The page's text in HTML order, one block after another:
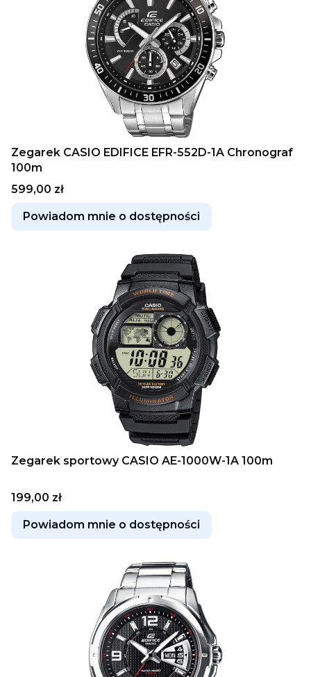
Zegarek CASIO EDIFICE EFR-552D-1A Chronograf
100m
Cena
599,00 zł
Powiadom mnie o dostępności
Zegarek sportowy CASIO AE-1000W-1A 100m
Cena
199,00 zł
Powiadom mnie o dostępności